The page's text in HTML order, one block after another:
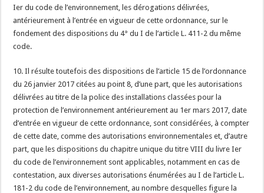
Ier du code de l’environnement, les dérogations délivrées,
antérieurement à l’entrée en vigueur de cette ordonnance, sur le
fondement des dispositions du 4° du I de l’article L. 411-2 du même
code.
10. Il résulte toutefois des dispositions de l’article 15 de l’ordonnance
du 26 janvier 2017 citées au point 8, d’une part, que les autorisations
délivrées au titre de la police des installations classées pour la
protection de l’environnement antérieurement au 1er mars 2017, date
d’entrée en vigueur de cette ordonnance, sont considérées, à compter
de cette date, comme des autorisations environnementales et, d’autre
part, que les dispositions du chapitre unique du titre VIII du livre Ier
du code de l’environnement sont applicables, notamment en cas de
contestation, aux diverses autorisations énumérées au I de l’article L.
181-2 du code de l’environnement, au nombre desquelles figure la